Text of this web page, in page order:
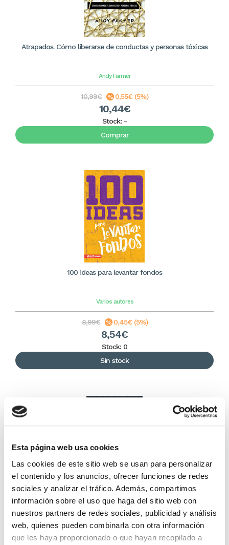
Esta página web usa cookies
Las cookies de este sitio web se usan para personalizar
el contenido y los anuncios, ofrecer funciones de redes
sociales y analizar el tráfico. Además, compartimos
información sobre el uso que haga del sitio web con
nuestros partners de redes sociales, publicidad y análisis
web, quienes pueden combinarla con otra información
que les haya proporcionado o que hayan recopilado a
Atrapados. Cómo liberarse de conductas y personas tóxicas
Andy Farmer
10,99€ 0,55€ (5%)
10,44€
Stock: -
Comprar
100 ideas para levantar fondos
Varios autores
8,99€ 0,45€ (5%)
8,54€
Stock: 0
Sin stock
Los 100 hombres principales de la Biblia (bolsillo)
Drew Josephs